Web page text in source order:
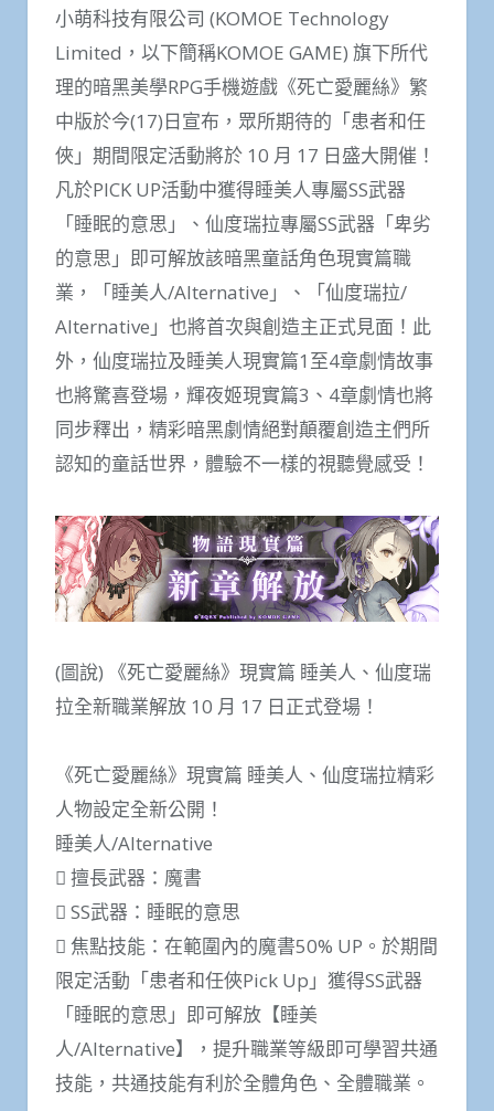
小萌科技有限公司 (KOMOE Technology
Limited，以下簡稱KOMOE GAME) 旗下所代
理的暗黑美學RPG手機遊戲《死亡愛麗絲》繁
中版於今(17)日宣布，眾所期待的「患者和任
俠」期間限定活動將於 10 月 17 日盛大開催！
凡於PICK UP活動中獲得睡美人專屬SS武器
「睡眠的意思」、仙度瑞拉專屬SS武器「卑劣
的意思」即可解放該暗黑童話角色現實篇職
業，「睡美人/Alternative」、「仙度瑞拉/
Alternative」也將首次與創造主正式見面！此
外，仙度瑞拉及睡美人現實篇1至4章劇情故事
也將驚喜登場，輝夜姬現實篇3、4章劇情也將
同步釋出，精彩暗黑劇情絕對顛覆創造主們所
認知的童話世界，體驗不一樣的視聽覺感受！
(圖說) 《死亡愛麗絲》現實篇 睡美人、仙度瑞
拉全新職業解放 10 月 17 日正式登場！
《死亡愛麗絲》現實篇 睡美人、仙度瑞拉精彩
人物設定全新公開！
睡美人/Alternative
 擅長武器：魔書
 SS武器：睡眠的意思
 焦點技能：在範圍內的魔書50% UP。於期間
限定活動「患者和任俠Pick Up」獲得SS武器
「睡眠的意思」即可解放【睡美
人/Alternative】，提升職業等級即可學習共通
技能，共通技能有利於全體角色、全體職業。